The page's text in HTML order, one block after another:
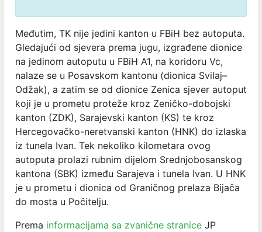
Međutim, TK nije jedini kanton u FBiH bez autoputa.
Gledajući od sjevera prema jugu, izgrađene dionice
na jedinom autoputu u FBiH A1, na koridoru Vc,
nalaze se u Posavskom kantonu (dionica Svilaj–
Odžak), a zatim se od dionice Zenica sjever autoput
koji je u prometu proteže kroz Zeničko-dobojski
kanton (ZDK), Sarajevski kanton (KS) te kroz
Hercegovačko-neretvanski kanton (HNK) do izlaska
iz tunela Ivan. Tek nekoliko kilometara ovog
autoputa prolazi rubnim dijelom Srednjobosanskog
kantona (SBK) između Sarajeva i tunela Ivan. U HNK
je u prometu i dionica od Graničnog prelaza Bijača
do mosta u Počitelju.
Prema informacijama sa zvanične stranice JP